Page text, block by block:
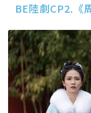
BE陸劇CP2.《